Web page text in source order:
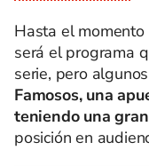
Hasta el
será el programa
serie, pero
Famosos, una
teniendo una
posición en